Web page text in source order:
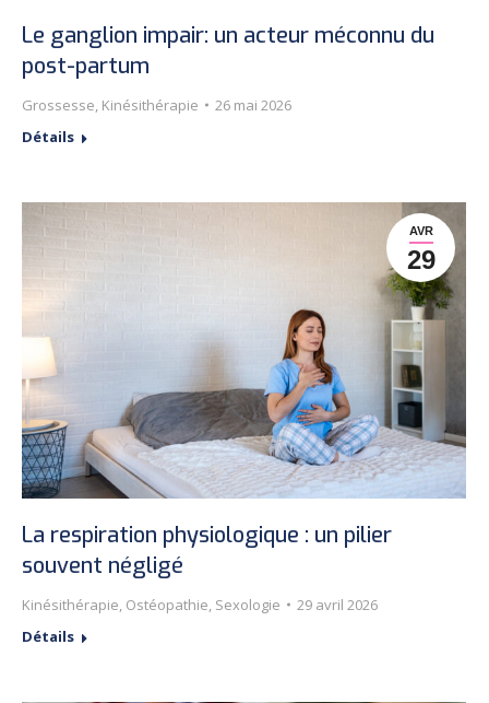
Le ganglion impair: un acteur méconnu du
post-partum
Grossesse, Kinésithérapie
26 mai 2026
Détails
AVR
29
La respiration physiologique : un pilier
souvent négligé
Kinésithérapie, Ostéopathie, Sexologie
29 avril 2026
Détails